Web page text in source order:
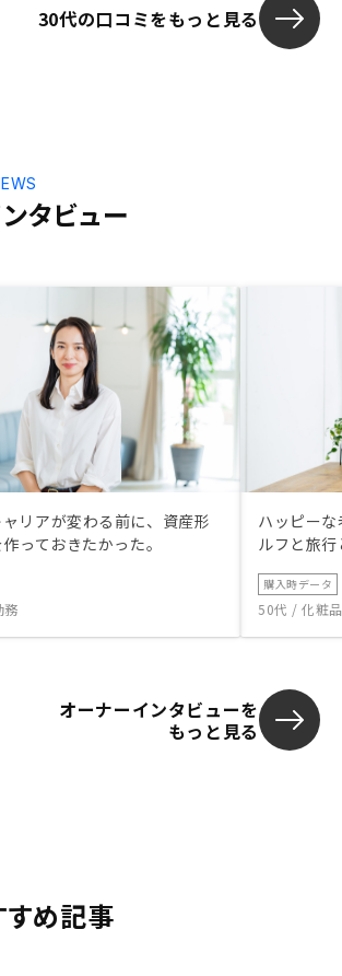
30代の口コミをもっと見る
タビュー
リアが変わる前に、資産形
っておきたかった。
務
ハッピー
ルフと旅
購入時データ
50代 / 化粧
オーナーインタビューを
もっと見る
め記事